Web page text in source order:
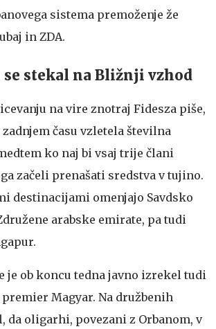
sistema premoženje že
in ZDA.
se stekal na Bližnji vzhod
na vire znotraj Fidesza piše,
zadnjem času vzletela številna
ko naj bi vsaj trije člani
začeli prenašati sredstva v tujino.
destinacijami omenjajo Savdsko
arabske emirate, pa tudi
je ob koncu tedna javno izrekel tudi
Magyar. Na družbenih
da oligarhi, povezani z Orbanom, v